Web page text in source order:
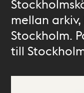
mellan
Stockholm.
till